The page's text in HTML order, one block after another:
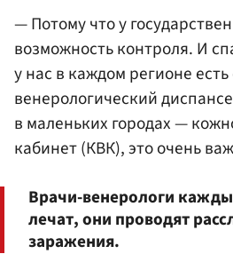
— Потому что у
возможность контроля. И
у нас в каждом регионе
венерологический
в маленьких городах —
кабинет (КВК), это очень
Врачи-венерологи
лечат, они проводят
заражения.